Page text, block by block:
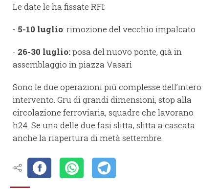
Le date le ha fissate RFI:
- 5-10 luglio: rimozione del vecchio impalcato
- 26-30 luglio:posa del nuovo ponte, già in
assemblaggio in piazza Vasari
Sono le due operazioni più complesse dell’intero
intervento. Gru di grandi dimensioni, stop alla
circolazione ferroviaria, squadre che lavorano
h24. Se una delle due fasi slitta, slitta a cascata
anche la riapertura di metà settembre.